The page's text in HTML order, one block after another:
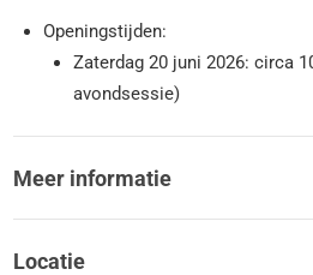
Openingstijden:
Zaterdag 20 juni 2026: circa
avondsessie)
Meer informatie
Locatie